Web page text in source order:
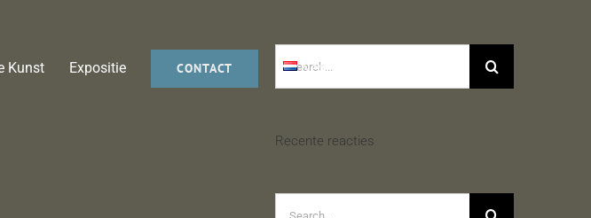
Kunst Expositie CONTACT Nederlands
Recente reacties